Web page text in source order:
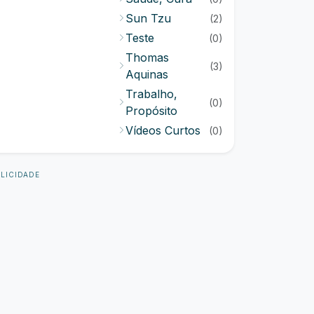
Sun Tzu (2)
Teste (0)
Thomas
Aquinas
(3)
Trabalho,
Propósito
(0)
Vídeos Curtos (0)